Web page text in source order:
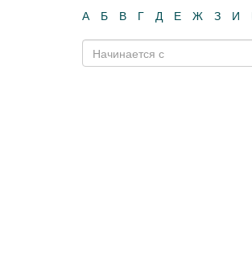
А
Б В Г Д Е Ж З И